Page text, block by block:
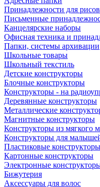
Принадлежности для
Письменные
Канцелярские наборы
Офисная техника и
Папки, системы архивации
Школьные товары
Школьный текстиль
Детские конструкторы
Блочные конструкторы
Конструкторы - на
Деревянные конструкторы
Металлические
Магнитные конструкторы
Конструкторы из мягкого
Конструкторы для
Пластиковые конструкторы
Картонные конструкторы
Электронные
Бижутерия
Аксессуары для волос